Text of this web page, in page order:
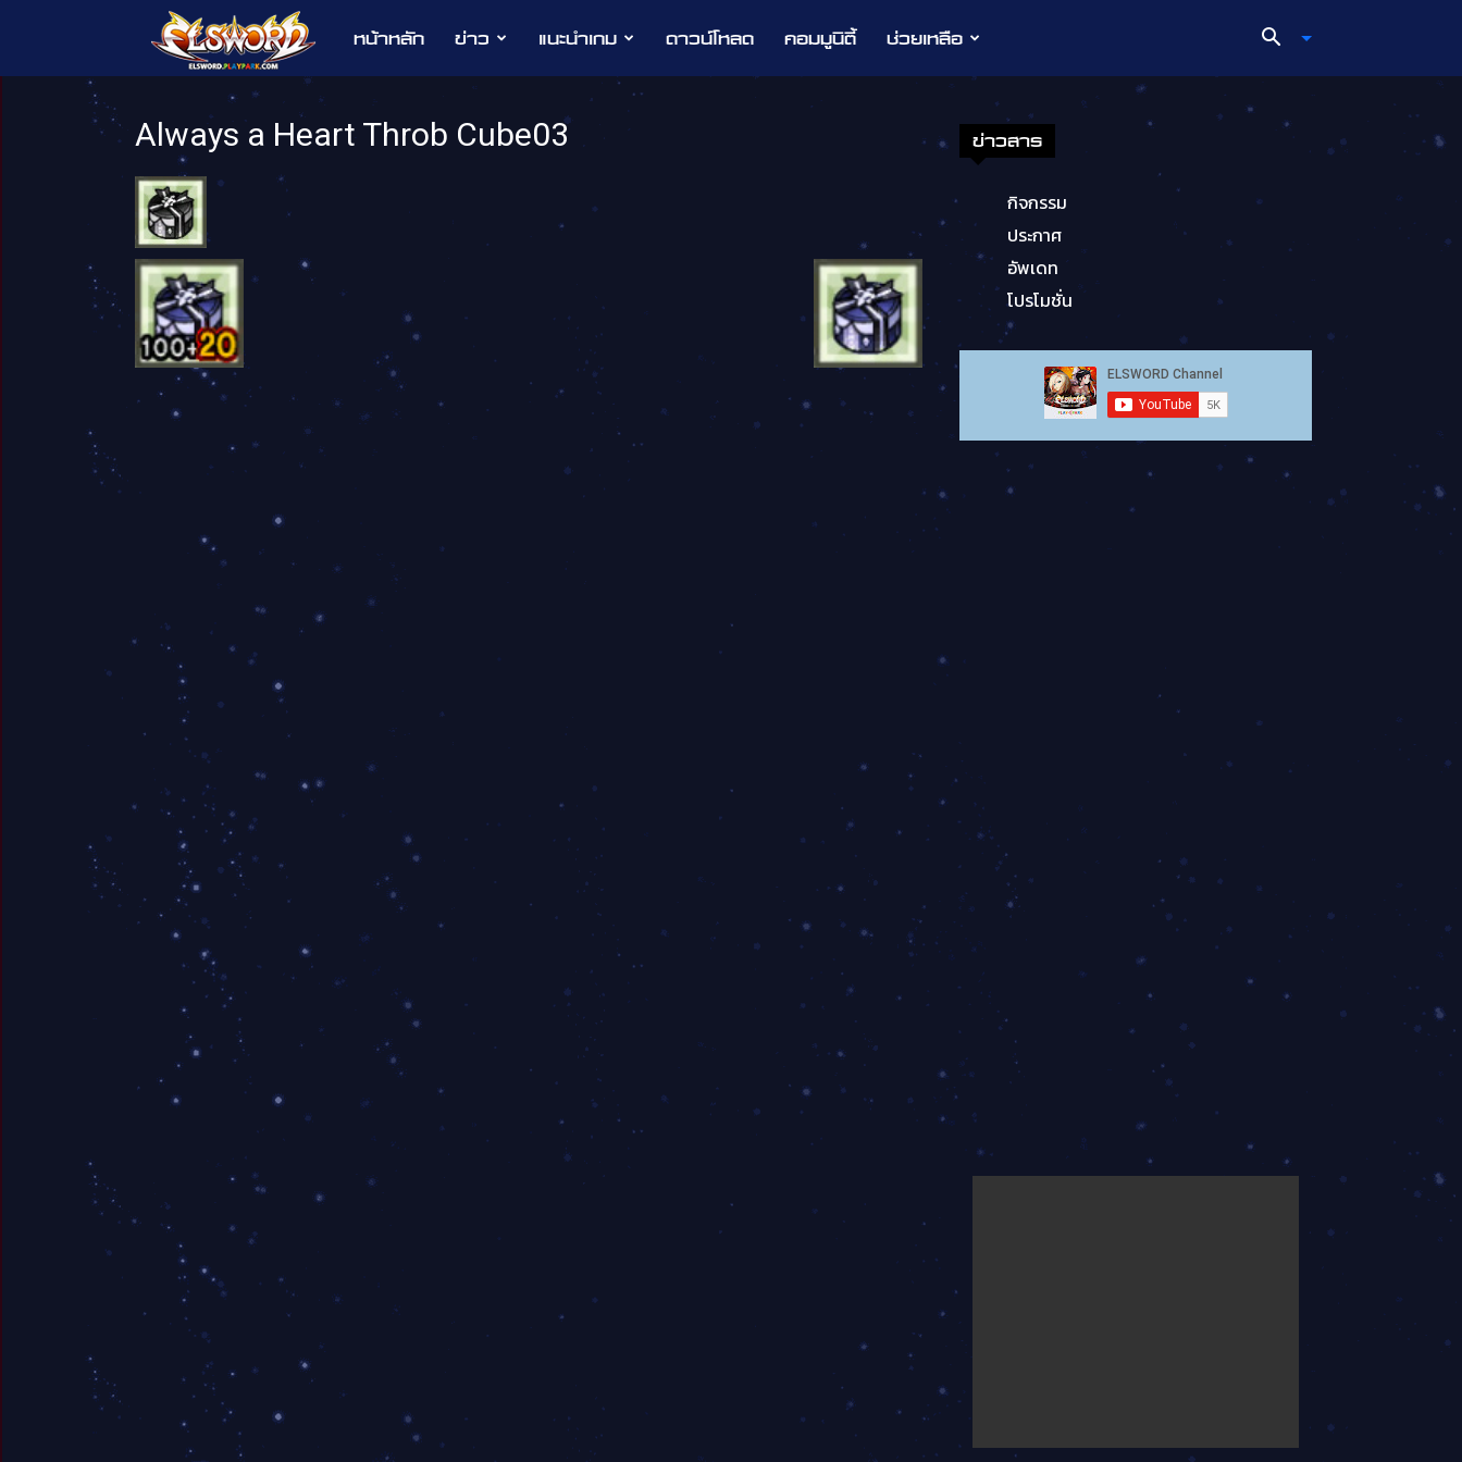
Elsword
หน้าหลัก ข่าว แนะนำเกม ดาวน์โหลด คอมมูนิตี้ ช่วยเหลือ
Always a Heart Throb Cube03 ข่าวสาร
กิจกรรม
ประกาศ
อัพเดท
โปรโมชั่น